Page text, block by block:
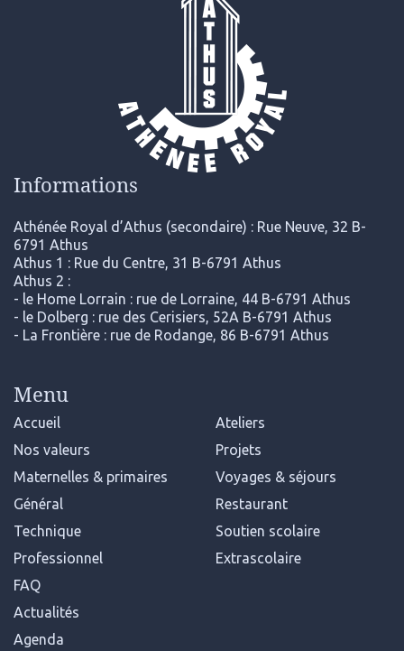
Informations
Athénée Royal d’Athus (secondaire) : Rue Neuve, 32 B-
6791 Athus
Athus 1 : Rue du Centre, 31 B-6791 Athus
Athus 2 :
- le Home Lorrain : rue de Lorraine, 44 B-6791 Athus
- le Dolberg : rue des Cerisiers, 52A B-6791 Athus
- La Frontière : rue de Rodange, 86 B-6791 Athus
Menu
Accueil
Nos valeurs
Maternelles & primaires
Général
Technique
Professionnel
FAQ
Actualités
Agenda
Ateliers
Projets
Voyages & séjours
Restaurant
Soutien scolaire
Extrascolaire